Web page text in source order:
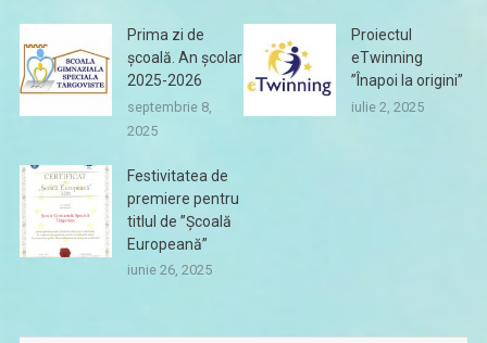
Prima zi de
școală. An școlar
2025-2026
septembrie 8,
2025
Proiectul
eTwinning
”Înapoi la origini”
iulie 2, 2025
Festivitatea de
premiere pentru
titlul de ”Școală
Europeană”
iunie 26, 2025